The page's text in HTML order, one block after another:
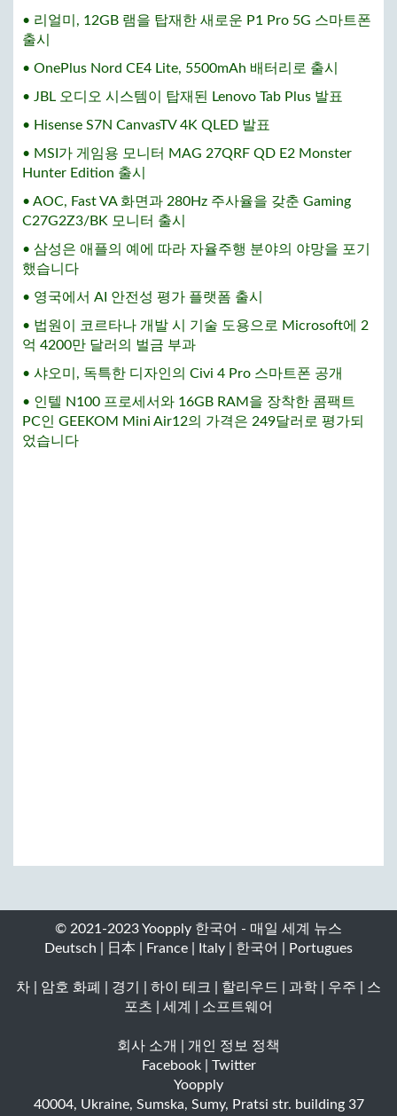
• 리얼미, 12GB 램을 탑재한 새로운 P1 Pro 5G 스마트폰
출시
• OnePlus Nord CE4 Lite, 5500mAh 배터리로 출시
• JBL 오디오 시스템이 탑재된 Lenovo Tab Plus 발표
• Hisense S7N CanvasTV 4K QLED 발표
• MSI가 게임용 모니터 MAG 27QRF QD E2 Monster
Hunter Edition 출시
• AOC, Fast VA 화면과 280Hz 주사율을 갖춘 Gaming
C27G2Z3/BK 모니터 출시
• 삼성은 애플의 예에 따라 자율주행 분야의 야망을 포기
했습니다
• 영국에서 AI 안전성 평가 플랫폼 출시
• 법원이 코르타나 개발 시 기술 도용으로 Microsoft에 2
억 4200만 달러의 벌금 부과
• 샤오미, 독특한 디자인의 Civi 4 Pro 스마트폰 공개
• 인텔 N100 프로세서와 16GB RAM을 장착한 콤팩트
PC인 GEEKOM Mini Air12의 가격은 249달러로 평가되
었습니다
© 2021-2023 Yoopply 한국어 - 매일 세계 뉴스
Deutsch
日本 France Italy 한국어 Portugues
차 암호 화폐 경기 하이 테크 할리우드 과학 우주
스
포츠
세계 소프트웨어
회사 소개
개인 정보 정책
Facebook| Twitter
Yoopply
40004, Ukraine, Sumska, Sumy, Pratsi str. building 37